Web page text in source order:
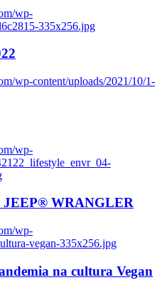
wp-
335x256.jpg
wp-content/uploads/2021/10/1-
wp-
WRANGLER
wp-
vegan-335x256.jpg
na cultura Vegan